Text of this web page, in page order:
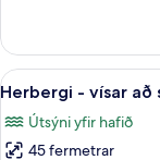
(Gala)
-
svefnherbergi
vísar
að
Skoða
allar
myndir
10
Herbergi - vísar að
Útsýni yfir hafið
45 fermetrar